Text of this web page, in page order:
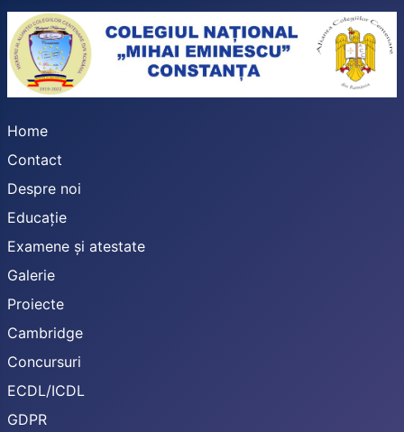
Home
Contact
Despre noi
Educație
Examene și atestate
Galerie
Proiecte
Cambridge
Concursuri
ECDL/ICDL
GDPR